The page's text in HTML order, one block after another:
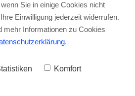
Sie in einige Cookies nicht
Einwilligung jederzeit widerrufen.
mehr Informationen zu Cookies
.
Komfort